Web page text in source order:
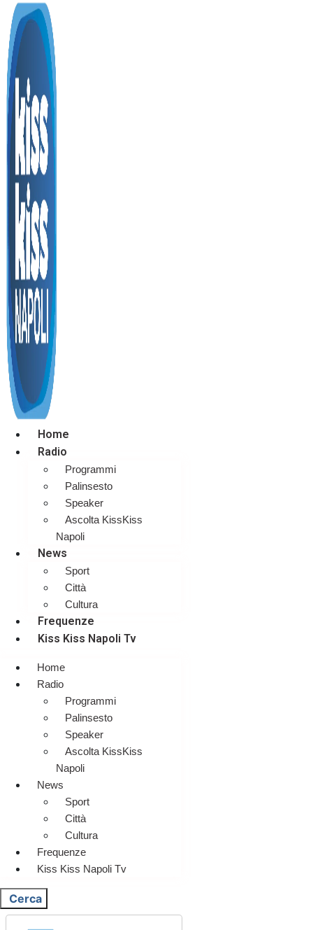
Home
Radio
Programmi
Palinsesto
Speaker
Ascolta KissKiss
Napoli
News
Sport
Città
Cultura
Frequenze
Kiss Kiss Napoli Tv
Home
Radio
Programmi
Palinsesto
Speaker
Ascolta KissKiss
Napoli
News
Sport
Città
Cultura
Frequenze
Kiss Kiss Napoli Tv
Cerca